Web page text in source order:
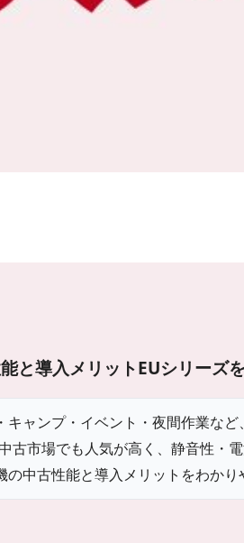
と導入メリットEUシリーズ
ャンプ・イベント・夜間作業など
古市場でも人気が高く、静音性・
中古性能と導入メリットをわかり